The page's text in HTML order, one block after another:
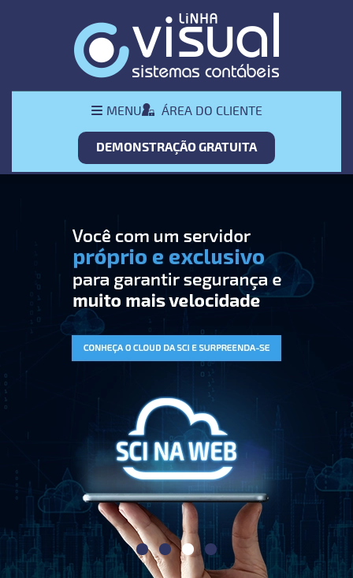
MENU ÁREA DO CLIENTE
DEMONSTRAÇÃO GRATUITA